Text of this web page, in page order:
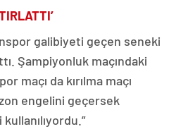
galibiyeti geçen seneki
Şampiyonluk maçındaki
maçı da kırılma maçı
engelini geçersek